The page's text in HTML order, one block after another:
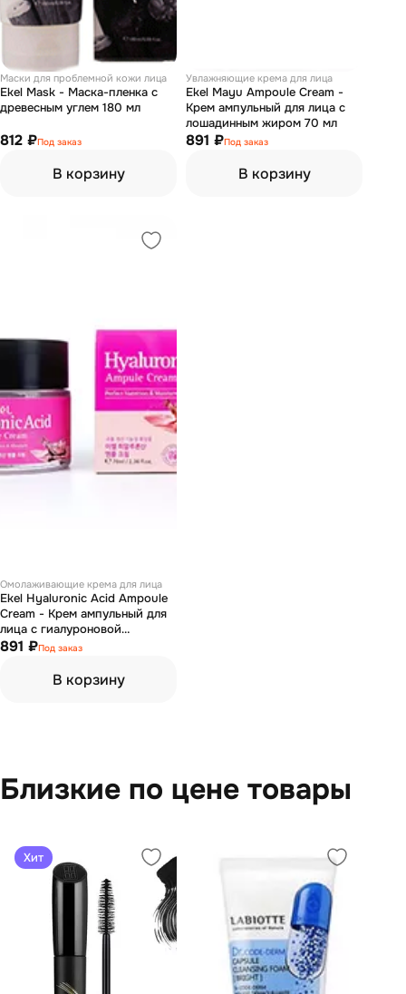
Маски для проблемной кожи лица
Ekel Mask - Маска-пленка с
древесным углем 180 мл
812 ₽Под заказ
В корзину
Увлажняющие крема для лица
Ekel Mayu Ampoule Cream -
Крем ампульный для лица с
лошадинным жиром 70 мл
891 ₽Под заказ
В корзину
Омолаживающие крема для лица
Ekel Hyaluronic Acid Ampoule
Cream - Крем ампульный для
лица с гиалуроновой
кислотой 70 мл
891 ₽Под заказ
В корзину
Близкие по цене товары
Хит